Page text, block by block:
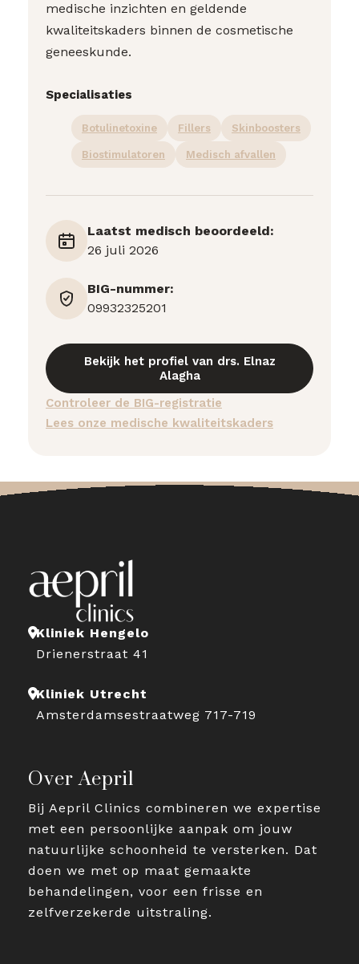
medische inzichten en geldende
kwaliteitskaders binnen de cosmetische
geneeskunde.
Specialisaties
Botulinetoxine Fillers Skinboosters
Biostimulatoren Medisch afvallen
Laatst medisch beoordeeld:
26 juli 2026
BIG-nummer:
09932325201
Bekijk het profiel van drs. Elnaz
Alagha
Controleer de BIG-registratie
Lees onze medische kwaliteitskaders
Kliniek Hengelo
Drienerstraat 41
Kliniek Utrecht
Amsterdamsestraatweg 717-719
Over Aepril
Bij Aepril Clinics combineren we expertise
met een persoonlijke aanpak om jouw
natuurlijke schoonheid te versterken. Dat
doen we met op maat gemaakte
behandelingen, voor een frisse en
zelfverzekerde uitstraling.